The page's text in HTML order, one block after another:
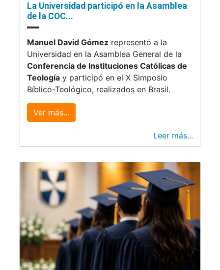
La Universidad participó en la Asamblea
de la COC...
Manuel David Gómez representó a la
Universidad en la Asamblea General de la
Conferencia de Instituciones Católicas de
Teología y participó en el X Simposio
Bíblico-Teológico, realizados en Brasil.
Ver más...
Leer más...